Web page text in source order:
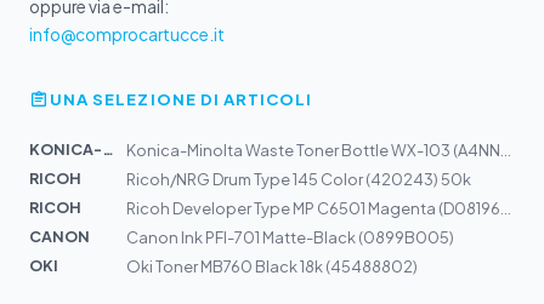
oppure via e-mail:
info@comprocartucce.it
UNA SELEZIONE DI ARTICOLI
KONICA-MIN...
RICOH
Ricoh/NRG Drum Type 145 Color (420243) 50k
RICOH
CANON
Canon Ink PFI-701 Matte-Black (0899B005)
OKI
Oki Toner MB760 Black 18k (45488802)